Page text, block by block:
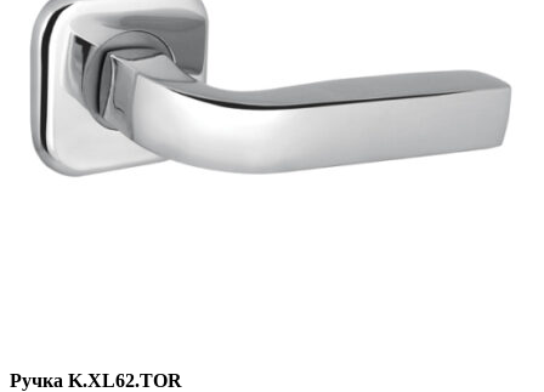
Ручка K.XL62.TOR